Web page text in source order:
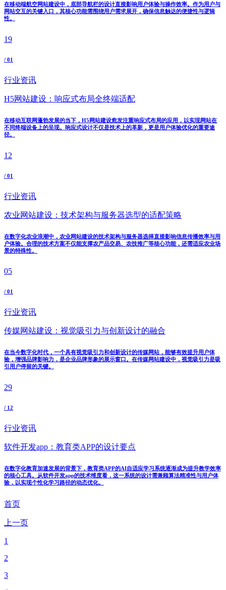
在移动端航空网站建设中，底部导航栏的设计直接影响用户体验与操作效率。作为用户与
网站交互的关键入口，其核心功能需围绕用户需求展开，确保信息触达的便捷性与逻辑
性。
19
/ 01
行业资讯
H5网站建设：响应式布局全终端适配
在移动互联网蓬勃发展的当下，H5网站建设愈发注重响应式布局的应用，以实现网站在
不同终端设备上的呈现。响应式设计不仅是技术上的革新，更是用户体验优化的重要途
径。
12
/ 01
行业资讯
农业网站建设：技术架构与服务器选型的适配策略
在数字化农业浪潮中，农业网站建设的技术架构与服务器选择直接影响信息传播效率与用
户体验。合理的技术方案不仅能支撑农产品交易、农技推广等核心功能，还需适应农业场
景的特殊性。
05
/ 01
行业资讯
传媒网站建设：视觉吸引力与创新设计的融合
在当今数字化时代，一个具有视觉吸引力和创新设计的传媒网站，能够有效提升用户体
验，增强品牌影响力，是企业品牌形象的展示窗口。在传媒网站建设中，视觉吸引力是吸
引用户停留的关键。
29
/ 12
行业资讯
软件开发app：教育类APP的设计要点
在数字化教育加速发展的背景下，教育类APP的AI自适应学习系统逐渐成为提升教学效率
的核心工具。从软件开发app的技术维度看，这一系统的设计需兼顾算法精准性与用户体
验，以实现个性化学习路径的动态优化。
首页
上一页
1
2
3